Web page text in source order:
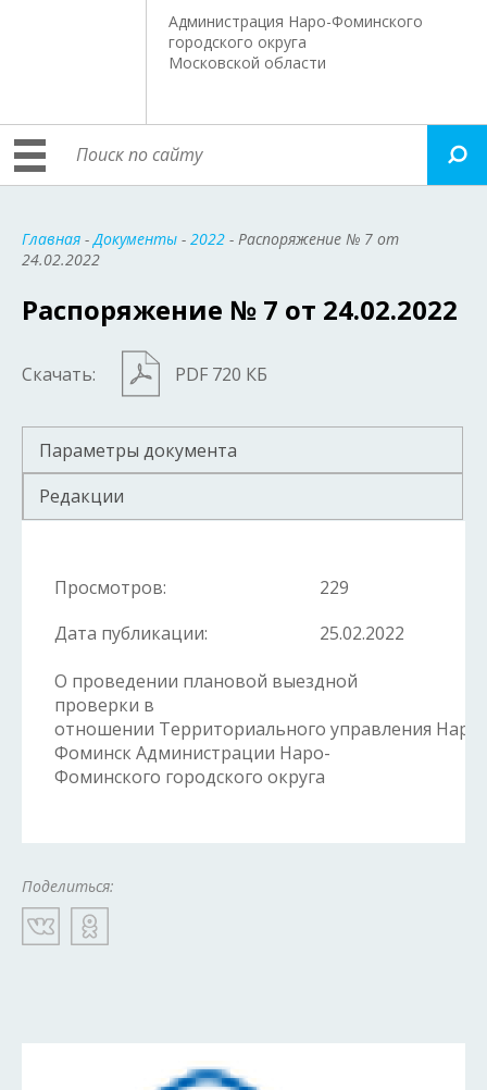
Администрация Наро-Фоминского
городского округа
Московской области
Главная -Документы - 2022 - Распоряжение № 7 от
24.02.2022
Распоряжение № 7 от 24.02.2022
Скачать: PDF 720 КБ
Параметры документа
Редакции
Просмотров:
229
Дата публикации:
25.02.2022
О проведении плановой выездной
проверки в
отношении Территориального управления Наро-
Фоминск Администрации Наро-
Фоминского городского округа
Поделиться: